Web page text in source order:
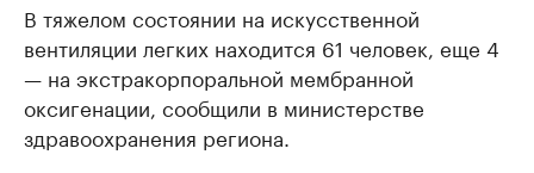
В тяжелом состоянии на искусственной
вентиляции легких находится 61 человек, еще 4
— на экстракорпоральной мембранной
оксигенации, сообщили в министерстве
здравоохранения региона.